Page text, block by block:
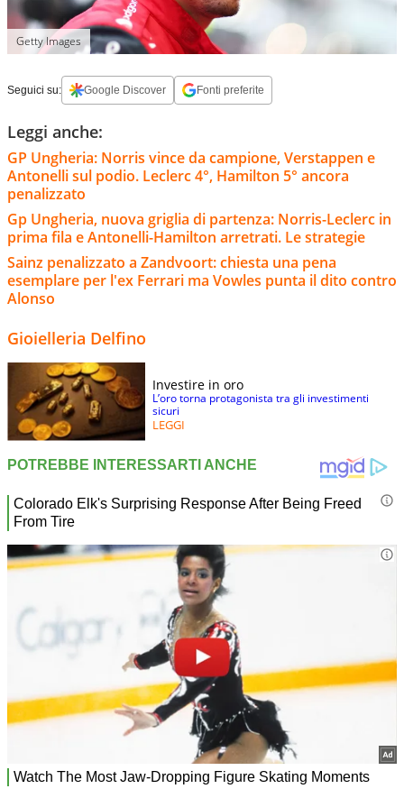
Getty Images
Seguici su: Google Discover Fonti preferite
Leggi anche:
GP Ungheria: Norris vince da campione, Verstappen e
Antonelli sul podio. Leclerc 4°, Hamilton 5° ancora
penalizzato
Gp Ungheria, nuova griglia di partenza: Norris-Leclerc in
prima fila e Antonelli-Hamilton arretrati. Le strategie
Sainz penalizzato a Zandvoort: chiesta una pena
esemplare per l'ex Ferrari ma Vowles punta il dito contro
Alonso
Gioielleria Delfino
Investire in oro
L’oro torna protagonista tra gli investimenti
sicuri
LEGGI